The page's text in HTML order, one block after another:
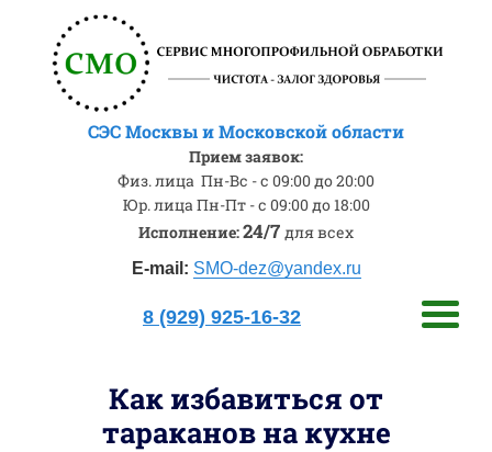
СЭС Москвы и Московской области
Прием заявок:
Физ. лица Пн-Вс - с 09:00 до 20:00
Юр. лицаПн-Пт - с 09:00 до 18:00
Исполнение:24/7 для всех
E-mail: SMO-dez@yandex.ru
8 (929) 925-16-32
Как избавиться от
тараканов на кухне